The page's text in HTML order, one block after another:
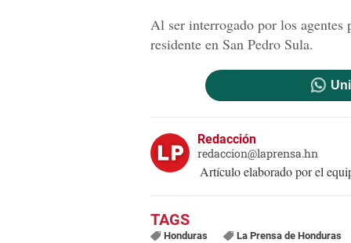
Al ser interrogado por los
residente en San Pedro Sula.
Redacción
redaccion@laprensa.hn
Artículo elaborado por el
Honduras La Prensa de Honduras